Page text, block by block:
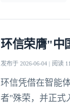
环信荣膺"中
发布于 2026-06-04 | 阅读
环信凭借在智能
者"殊荣，并正式